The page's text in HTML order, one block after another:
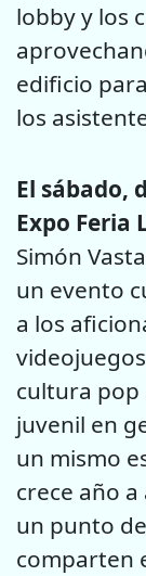
lobby y los
edificio
los
El sábado,
Expo Feria
Simón
un evento
a los
cultura pop
juvenil en
un mismo
crece año
un punto
comparten